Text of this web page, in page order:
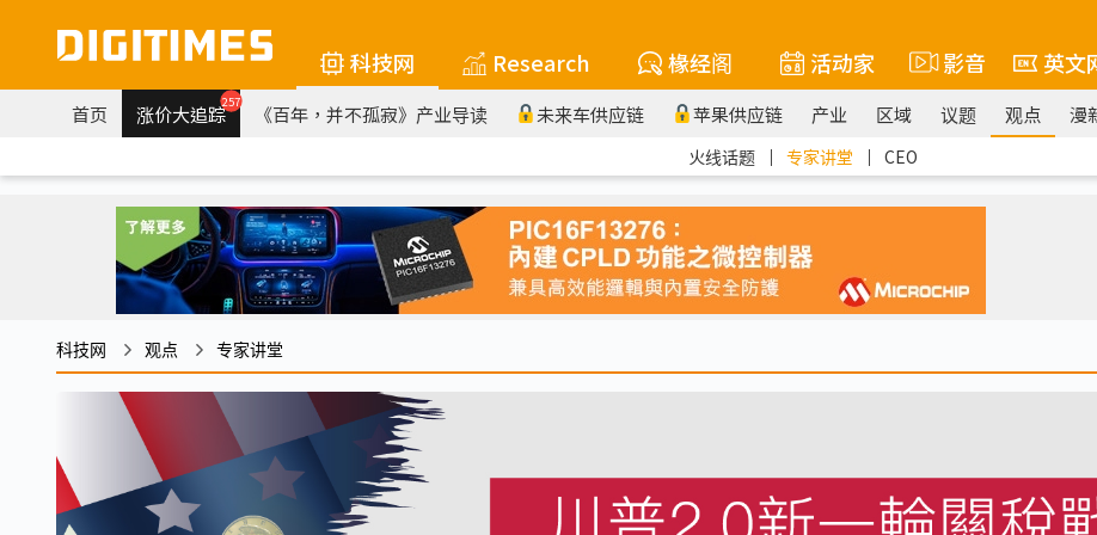
科技网 Research 椽经阁 活动家 影音 英文
首页 涨价大追踪257 《百年，并不孤寂》产业导读 未来车供应链 苹果供应链 产业 区域 议题 观点 漫
火线话题 ｜ 专家讲堂 ｜ CEO
科技网 观点 专家讲堂